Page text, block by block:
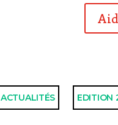
ACTUALITÉS EDITION